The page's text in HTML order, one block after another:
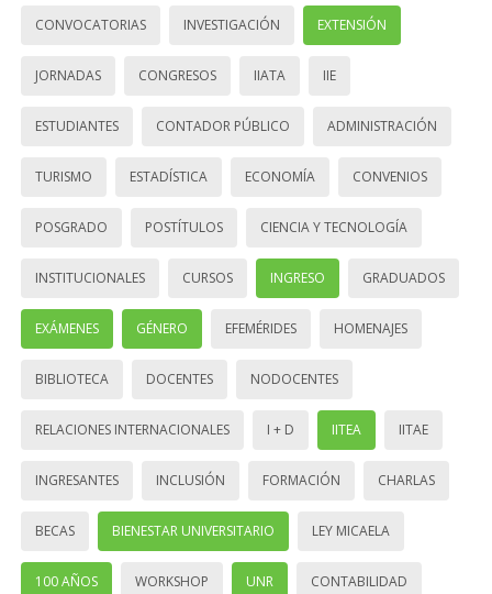
CONVOCATORIAS INVESTIGACIÓN EXTENSIÓN
JORNADAS CONGRESOS IIATA IIE
ESTUDIANTES CONTADOR PÚBLICO ADMINISTRACIÓN
TURISMO ESTADÍSTICA ECONOMÍA CONVENIOS
POSGRADO POSTÍTULOS CIENCIA Y TECNOLOGÍA
INSTITUCIONALES CURSOS INGRESO GRADUADOS
EXÁMENES GÉNERO EFEMÉRIDES HOMENAJES
BIBLIOTECA DOCENTES NODOCENTES
RELACIONES INTERNACIONALES I + D IITEA IITAE
INGRESANTES INCLUSIÓN FORMACIÓN CHARLAS
BECAS BIENESTAR UNIVERSITARIO LEY MICAELA
100 AÑOS WORKSHOP UNR CONTABILIDAD